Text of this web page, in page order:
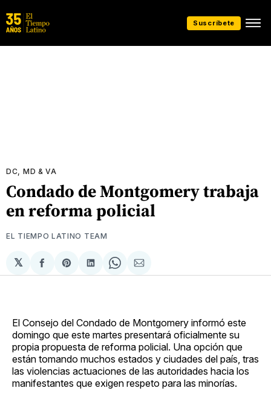
Suscríbete
DC, MD & VA
Condado de Montgomery trabaja
en reforma policial
EL TIEMPO LATINO TEAM
𝕏
Compartir
en
Share
on
Compartir
en
Share
on
Compartir
via
El Consejo del Condado de Montgomery informó este
domingo que este martes presentará oficialmente su
propia propuesta de reforma policial. Una opción que
están tomando muchos estados y ciudades del país, tras
las violencias actuaciones de las autoridades hacia los
manifestantes que exigen respeto para las minorías.